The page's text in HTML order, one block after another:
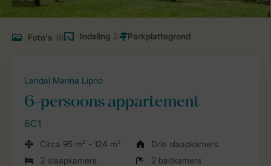
Foto's 16 Indeling 2
Landal Marina Lipno
6-persoons appartement
6C1
Circa 95 m² - 124 m²
Drie slaapkamers
3 slaapkamers
2 badkamers